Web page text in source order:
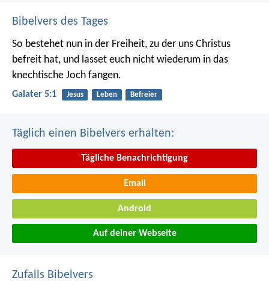
Bibelvers des Tages
So bestehet nun in der Freiheit, zu der uns Christus
befreit hat, und lasset euch nicht wiederum in das
knechtische Joch fangen.
Galater 5:1 Jesus Leben Befreier
Täglich einen Bibelvers erhalten:
Tägliche Benachrichtigung
Email
Android
Auf deiner Webseite
Zufalls Bibelvers